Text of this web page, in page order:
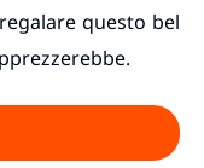
questo bel